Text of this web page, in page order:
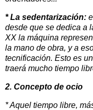
* La sedentarización:
desde que se dedica a
XX la máquina
la mano de obra, y a
tecnificación. Esto es
traerá mucho tiempo
2. Concepto de ocio
* Aquel tiempo libre,